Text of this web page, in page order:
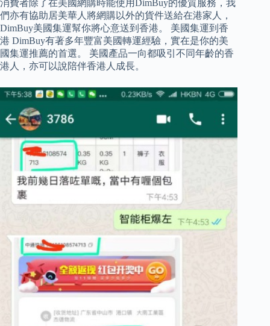
消費者除了在美國網購時能使用DimBuy的優質服務，我
們亦有協助居美華人將網購以外的貨件送給在港家人，
DimBuy美國集運幫你將心意送到香港。 美國集運到香
港 DimBuy有著多年豐富美國轉運經驗，實在是你的美
國集運推薦的首選。 美國產品一向都吸引不同年齡的香
港人，亦可以說陪伴香港人成長。